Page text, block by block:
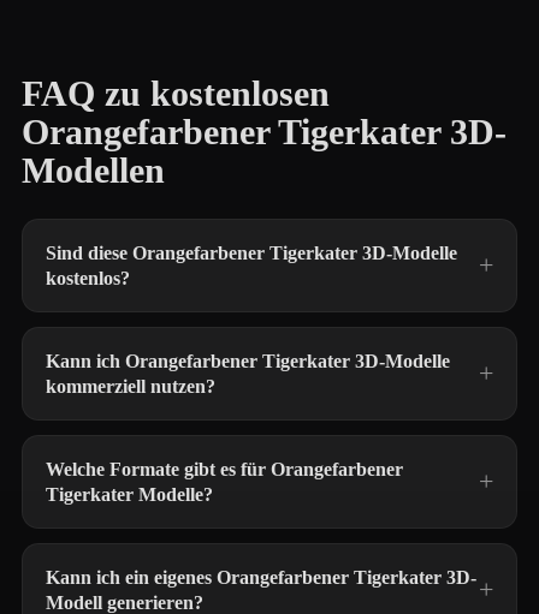
FAQ zu kostenlosen
Orangefarbener Tigerkater 3D-
Modellen
Sind diese Orangefarbener Tigerkater 3D-Modelle
kostenlos?
Kann ich Orangefarbener Tigerkater 3D-Modelle
kommerziell nutzen?
Welche Formate gibt es für Orangefarbener
Tigerkater Modelle?
Kann ich ein eigenes Orangefarbener Tigerkater 3D-
Modell generieren?